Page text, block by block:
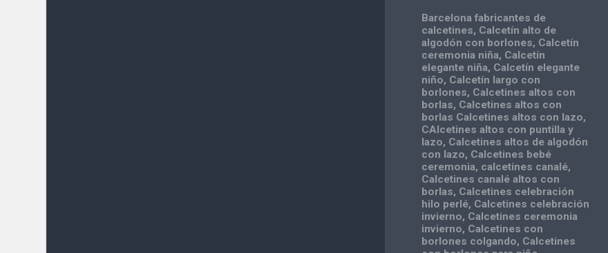
Barcelona fabricantes de
calcetines, Calcetín alto de
algodón con borlones, Calcetín
ceremonia niña, Calcetín
elegante niña, Calcetín elegante
niño, Calcetín largo con
borlones, Calcetines altos con
borlas, Calcetines altos con
borlas Calcetines altos con lazo,
CAlcetines altos con puntilla y
lazo, Calcetines altos de algodón
con lazo, Calcetines bebé
ceremonia, calcetines canalé,
Calcetines canalé altos con
borlas, Calcetines celebración
hilo perlé, Calcetines celebración
invierno, Calcetines ceremonia
invierno, Calcetines con
borlones colgando, Calcetines